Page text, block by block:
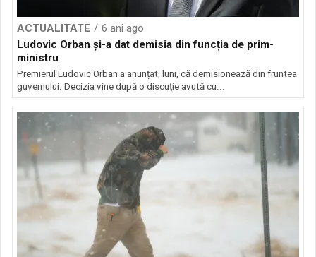
ACTUALITATE
6 ani ago
Ludovic Orban și-a dat demisia din funcția de prim-
ministru
Premierul Ludovic Orban a anunțat, luni, că demisionează din fruntea
guvernului. Decizia vine după o discuție avută cu...